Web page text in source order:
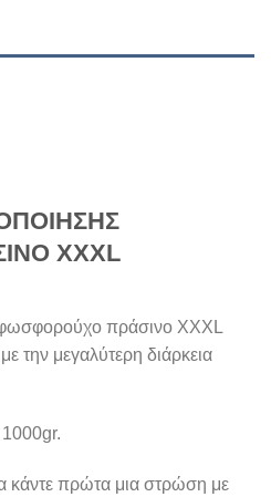
XXXL
πράσινο XXXL
την μεγαλύτερη διάρκεια
κάντε πρώτα μια στρώση με